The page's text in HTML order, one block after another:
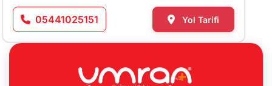
05441025151 Yol Tarifi